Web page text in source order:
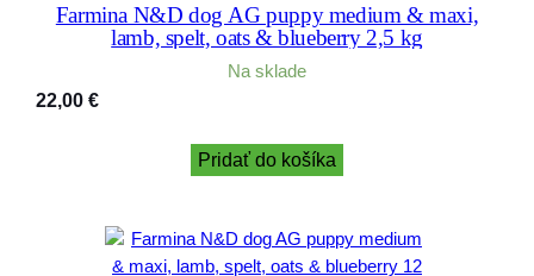
Farmina N&D dog AG puppy medium & maxi,
lamb, spelt, oats & blueberry 2,5 kg
Na sklade
22,00 €
Pridať do košíka